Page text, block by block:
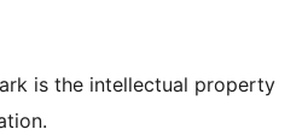
is the intellectual property